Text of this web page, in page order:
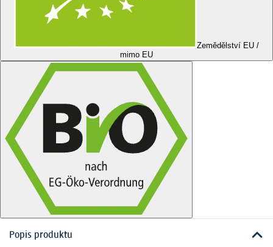
Zemědělství EU /
mimo EU
Popis produktu